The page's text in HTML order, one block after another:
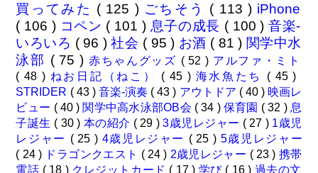
買ってみた ( 125 ) ごちそう ( 113 ) iPhone
( 106 ) コペン ( 101 ) 息子の成長 ( 100 )音楽-
いろいろ ( 96 )社会 ( 95 ) お酒 ( 81 ) 関学中水
泳部 ( 75 ) 赤ちゃんグッズ ( 52 ) アルファ・ミト
( 48 ) ねお日記（ねこ） ( 45 ) 海水魚たち ( 45 )
STRIDER ( 43 ) 音楽-演奏 ( 43 ) アウトドア ( 40 ) 映画レ
ビュー ( 40 ) 関学中高水泳部OB会 ( 34 ) 保育園 ( 32 ) 息
子誕生 ( 30 ) 本の紹介 ( 29 )3歳児レジャー ( 27 ) 1歳児
レジャー ( 25 ) 4歳児レジャー ( 25 ) 5歳児レジャー
( 24 ) ドラゴンクエスト ( 24 ) 2歳児レジャー ( 23 ) 携帯
電話 ( 18 ) クレジットカード ( 17 ) 学び ( 16 ) 過去の文